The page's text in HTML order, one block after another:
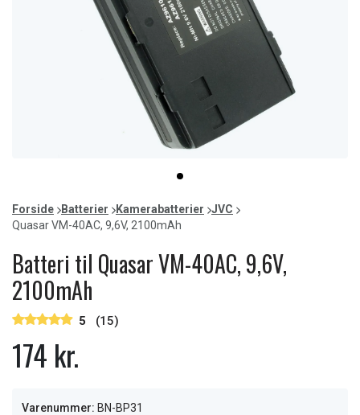
item
0
of
1
Forside Batterier Kamerabatterier
JVC
Quasar VM-40AC, 9,6V, 2100mAh
Batteri til Quasar VM-40AC, 9,6V,
2100mAh
5 (15)
174 kr.
Varenummer: BN-BP31